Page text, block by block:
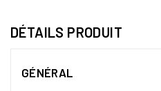
DÉTAILS PRODUIT
GÉNÉRAL